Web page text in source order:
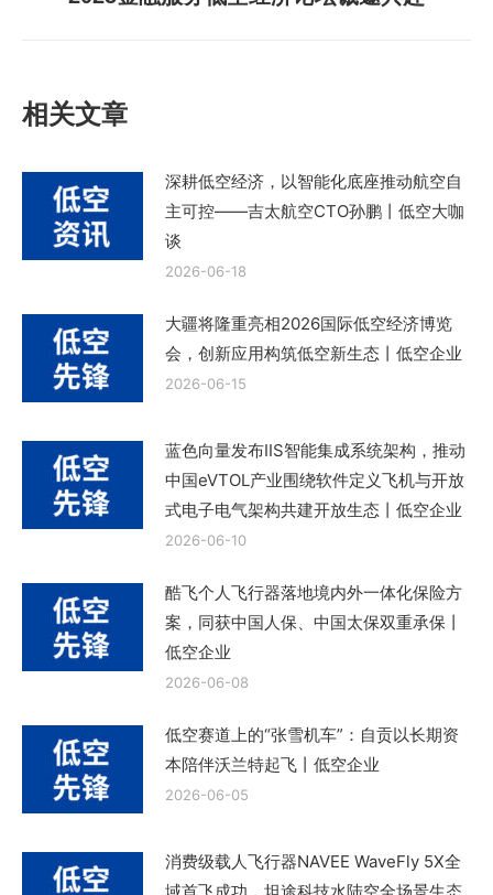
一
相关文章
深耕低空经济，以智能化底座推动航空自
主可控——吉太航空CTO孙鹏丨低空大咖
谈
2026-06-18
大疆将隆重亮相2026国际低空经济博览
会，创新应用构筑低空新生态丨低空企业
2026-06-15
蓝色向量发布IIS智能集成系统架构，推动
中国eVTOL产业围绕软件定义飞机与开放
式电子电气架构共建开放生态丨低空企业
2026-06-10
酷飞个人飞行器落地境内外一体化保险方
案，同获中国人保、中国太保双重承保丨
低空企业
2026-06-08
低空赛道上的“张雪机车”：自贡以长期资
本陪伴沃兰特起飞丨低空企业
2026-06-05
消费级载人飞行器NAVEE WaveFly 5X全